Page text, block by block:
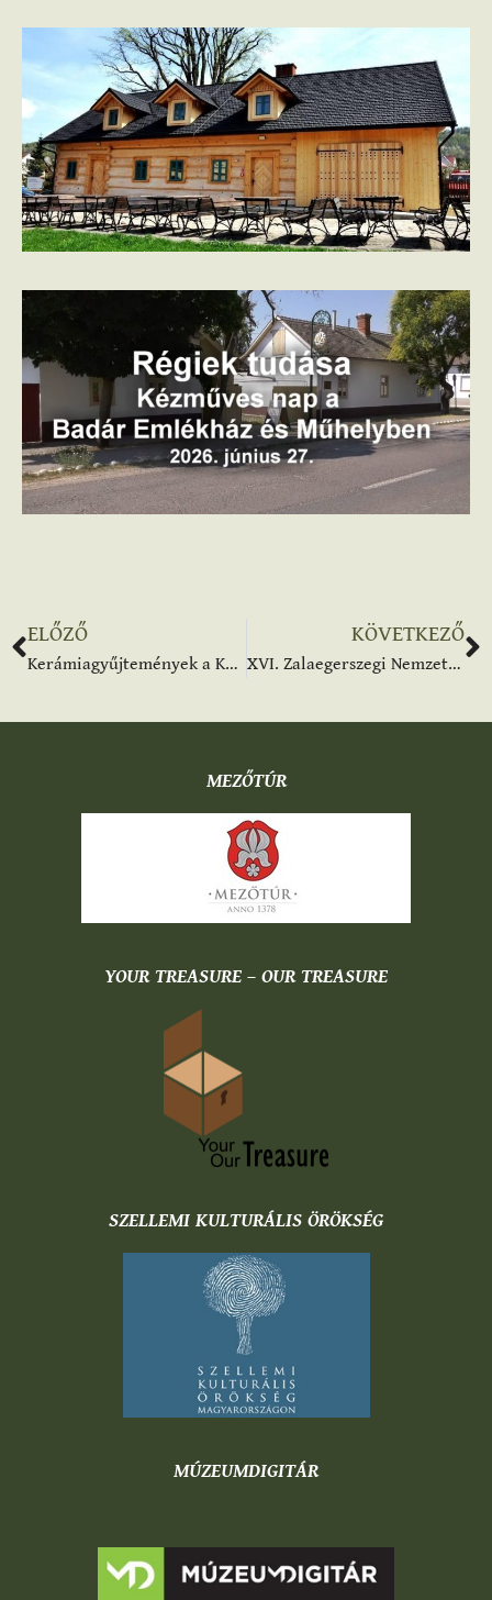
ELŐZŐ
Kerámiagyűjtemények a Kárpát-Medencében konferencia
KÖVETKEZŐ
XVI. Zalaegerszegi Nemzetközi Fazekas Keramikus találkozó és fesztivál
MEZŐTÚR
YOUR TREASURE – OUR TREASURE
SZELLEMI KULTURÁLIS ÖRÖKSÉG
MÚZEUMDIGITÁR